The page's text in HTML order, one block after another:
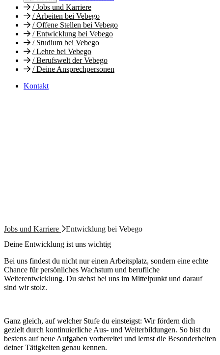
/Jobs und Karriere
/Arbeiten bei Vebego
/Offene Stellen bei Vebego
/Entwicklung bei Vebego
/Studium bei Vebego
/Lehre bei Vebego
/Berufswelt der Vebego
/Deine Ansprechpersonen
Kontakt
Jobs und Karriere
Entwicklung bei Vebego
Deine Entwicklung ist uns wichtig
Bei uns findest du nicht nur einen Arbeitsplatz, sondern eine echte
Chance für persönliches Wachstum und berufliche
Weiterentwicklung. Du stehst bei uns im Mittelpunkt und darauf
sind wir stolz.
Ganz gleich, auf welcher Stufe du einsteigst: Wir fördern dich
gezielt durch kontinuierliche Aus- und Weiterbildungen. So bist du
bestens auf neue Aufgaben vorbereitet und lernst die Besonderheiten
deiner Tätigkeiten genau kennen.